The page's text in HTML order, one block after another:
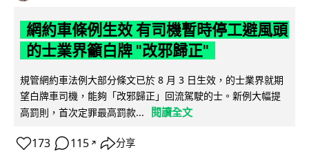
網約車條例生效 有司機暫時停工避風頭
的士業界籲白牌 "改邪歸正"
規管網約車法例大部分條文已於 8 月 3 日生效，的士業界就期
望白牌車司機，能夠「改邪歸正」回流駕駛的士。新例大幅提
高罰則，首次定罪最高罰款...
閱讀全文
173 115 ↗ 分享